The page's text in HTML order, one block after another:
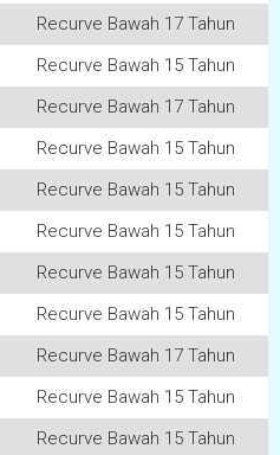
Recurve Bawah 17 Tahun
Recurve Bawah 15 Tahun
Recurve Bawah 17 Tahun
Recurve Bawah 15 Tahun
Recurve Bawah 15 Tahun
Recurve Bawah 15 Tahun
Recurve Bawah 15 Tahun
Recurve Bawah 15 Tahun
Recurve Bawah 17 Tahun
Recurve Bawah 15 Tahun
Recurve Bawah 15 Tahun